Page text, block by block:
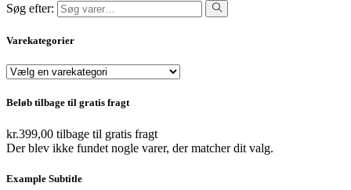
Søg efter:
Varekategorier
Beløb tilbage til gratis fragt
kr.399,00 tilbage til gratis fragt
Der blev ikke fundet nogle varer, der matcher dit valg.
Example Subtitle